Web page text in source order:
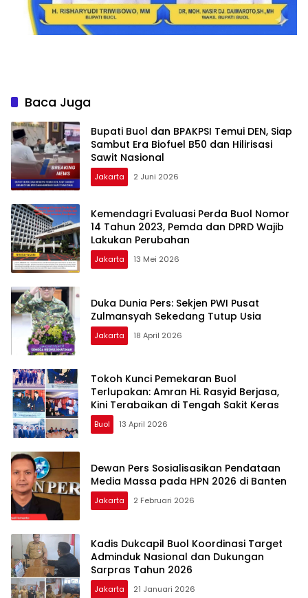
Baca Juga
Bupati Buol dan BPAKPSI Temui DEN, Siap
Sambut Era Biofuel B50 dan Hilirisasi
Sawit Nasional
Jakarta 2 Juni 2026
Kemendagri Evaluasi Perda Buol Nomor
14 Tahun 2023, Pemda dan DPRD Wajib
Lakukan Perubahan
Jakarta 13 Mei 2026
Duka Dunia Pers: Sekjen PWI Pusat
Zulmansyah Sekedang Tutup Usia
Jakarta 18 April 2026
Tokoh Kunci Pemekaran Buol
Terlupakan: Amran Hi. Rasyid Berjasa,
Kini Terabaikan di Tengah Sakit Keras
Buol 13 April 2026
Dewan Pers Sosialisasikan Pendataan
Media Massa pada HPN 2026 di Banten
Jakarta 2 Februari 2026
Kadis Dukcapil Buol Koordinasi Target
Adminduk Nasional dan Dukungan
Sarpras Tahun 2026
Jakarta 21 Januari 2026